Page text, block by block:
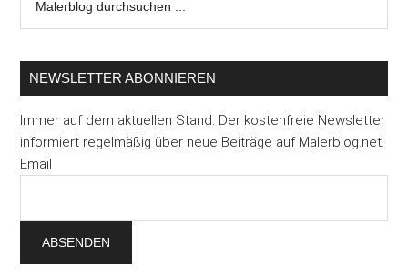
durchsuchen
NEWSLETTER ABONNIEREN
Immer auf dem aktuellen Stand. Der kostenfreie Newsletter
informiert regelmäßig über neue Beiträge auf Malerblog.net.
Email